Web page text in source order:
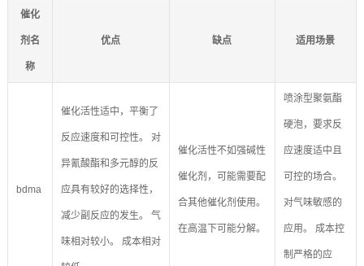
催化
剂名
称
优点 缺点 适用场景
bdma
催化活性适中，平衡了
反应速度和可控性。 对
异氰酸酯和多元醇的反
应具有较好的选择性，
减少副反应的发生。 气
味相对较小。 成本相对
催化活性不如强碱性
催化剂，可能需要配
合其他催化剂使用。
在高温下可能分解。
喷涂型聚氨酯
硬泡，要求反
应速度适中且
可控的场合。
对气味敏感的
应用。 成本控
制严格的应